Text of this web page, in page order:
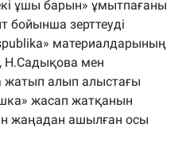
ұшы барын» ұмытпағаны
бойынша зерттеуді
материалдарының
Н.Садықова мен
жатып алып алыстағы
жасап жатқанын
жаңадан ашылған осы